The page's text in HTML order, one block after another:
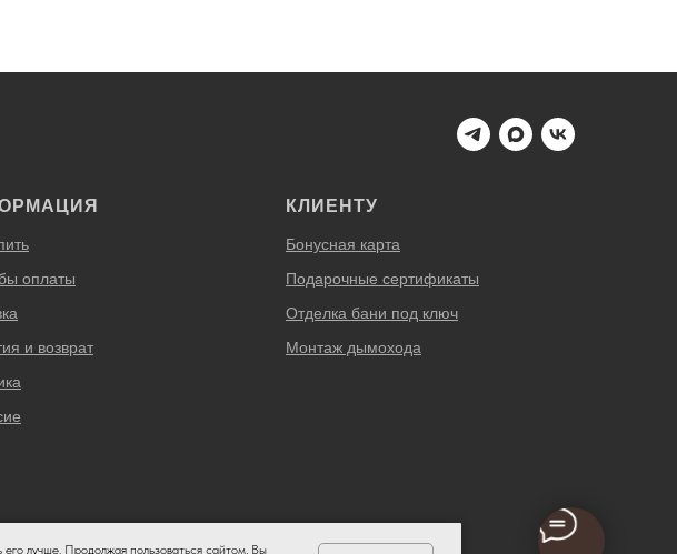
лучше. Продолжая пользоваться сайтом, Вы
оплаты
и возврат
КЛИЕНТУ
Бонусная карта
Подарочные сертификаты
Отделка бани под ключ
Монтаж дымохода